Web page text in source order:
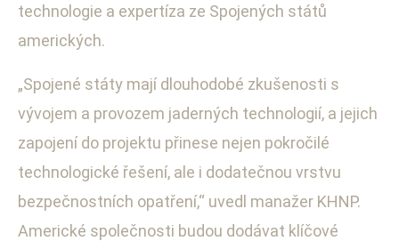
technologie a expertíza ze Spojených států
amerických.
„Spojené státy mají dlouhodobé zkušenosti s
vývojem a provozem jaderných technologií, a jejich
zapojení do projektu přinese nejen pokročilé
technologické řešení, ale i dodatečnou vrstvu
bezpečnostních opatření,“ uvedl manažer KHNP.
Americké společnosti budou dodávat klíčové